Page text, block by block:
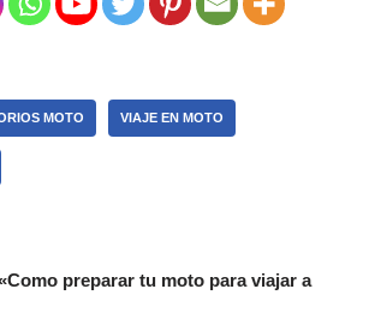
MOTO VIAJE EN MOTO
preparar tu moto para viajar a